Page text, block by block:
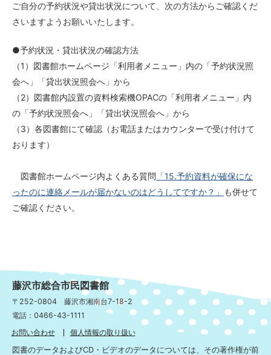
ご自分の予約状況や貸出状況について、次の方法からご確認くだ
さいますようお願いいたします。
●予約状況・貸出状況の確認方法
（1）図書館ホームページ「利用者メニュー」内の「予約状況照
会へ」「貸出状況照会へ」から
（2）図書館内設置の資料検索機OPACの「利用者メニュー」内
の「予約状況照会へ」「貸出状況照会へ」から
（3）各図書館にて確認（お電話またはカウンターで受け付けて
おります）
図書館ホームページ内よくある質問 「15.予約資料が確保にな
ったのに連絡メールが届かないのはどうしてですか？」 も併せて
ご確認ください。
藤沢市総合市民図書館
〒252-0804 藤沢市湘南台7-18-2
電話：0466-43-1111
お問い合わせ
個人情報の取り扱い
図書のデータおよびCD・ビデオのデータについては、その著作権が前